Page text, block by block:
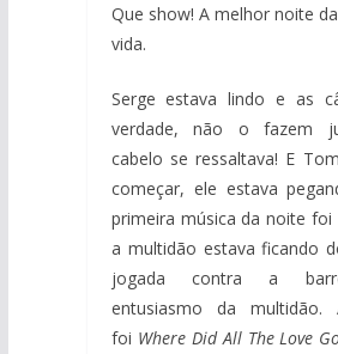
Que show! A melhor noite
vida.
Serge estava lindo e as
verdade, não o fazem
cabelo se ressaltava! E
começar, ele estava
primeira música da noite foi
a multidão estava ficando
jogada contra a
entusiasmo da multidão.
foi Where Did All The Love